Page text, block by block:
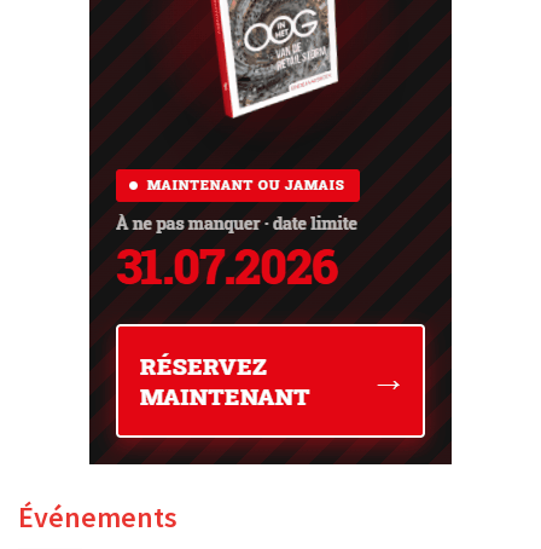
Événements